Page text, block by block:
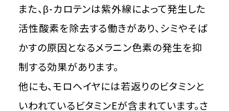
また、β-カロテンは紫外線によって発生した
活性酸素を除去する働きがあり、シミやそば
かすの原因となるメラニン色素の発生を抑
制する効果があります。
他にも、モロヘイヤには若返りのビタミンと
いわれているビタミンEが含まれています。さ